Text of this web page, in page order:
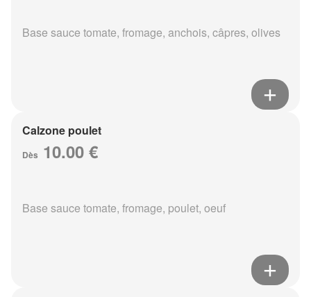
Base sauce tomate, fromage, anchois, câpres, olives
Calzone poulet
Dès 10.00 €
Base sauce tomate, fromage, poulet, oeuf